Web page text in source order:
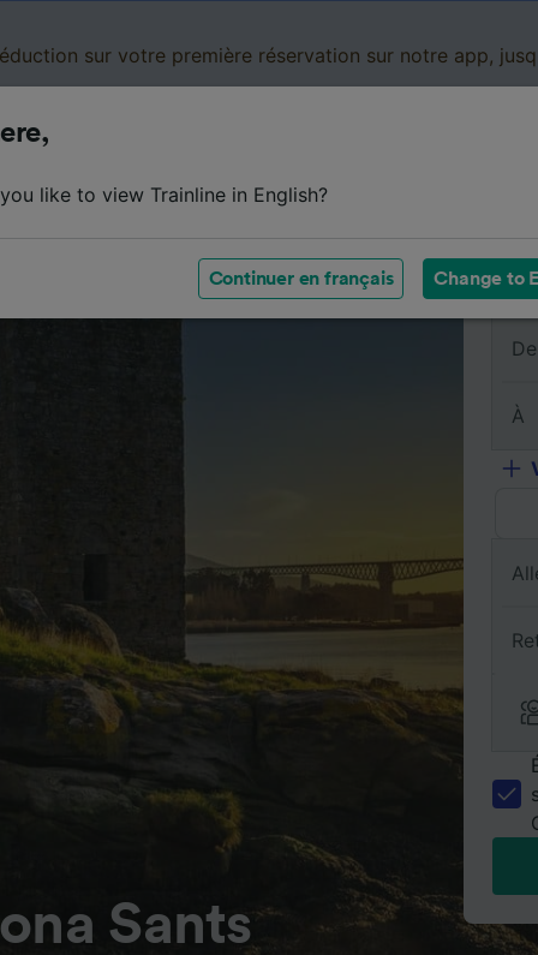
sur votre première réservation sur notre app,
Sants
De
À
like to view Trainline in English?
Continuer en français Change to